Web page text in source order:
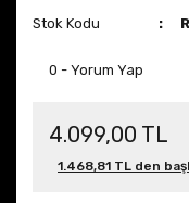
Stok Kodu
0 - Yorum Yap
4.099,00 TL
1.468,81 TL den